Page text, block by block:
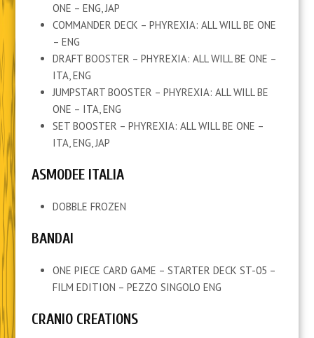
ONE – ENG, JAP
COMMANDER DECK – PHYREXIA: ALL WILL BE ONE
– ENG
DRAFT BOOSTER – PHYREXIA: ALL WILL BE ONE –
ITA, ENG
JUMPSTART BOOSTER – PHYREXIA: ALL WILL BE
ONE – ITA, ENG
SET BOOSTER – PHYREXIA: ALL WILL BE ONE –
ITA, ENG, JAP
ASMODEE ITALIA
DOBBLE FROZEN
BANDAI
ONE PIECE CARD GAME – STARTER DECK ST-05 –
FILM EDITION – PEZZO SINGOLO ENG
CRANIO CREATIONS